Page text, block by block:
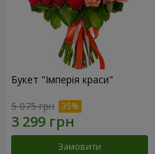
Букет "Імперія краси"
5 075 грн
Замовити